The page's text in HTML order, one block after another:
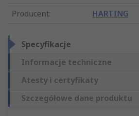
Producent: HARTING
Specyfikacje
Informacje techniczne
Atesty i certyfikaty
Szczegółowe dane produktu